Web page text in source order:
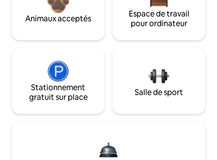
Animaux acceptés
Espace de travail
pour ordinateur
Stationnement
gratuit sur place
Salle de sport